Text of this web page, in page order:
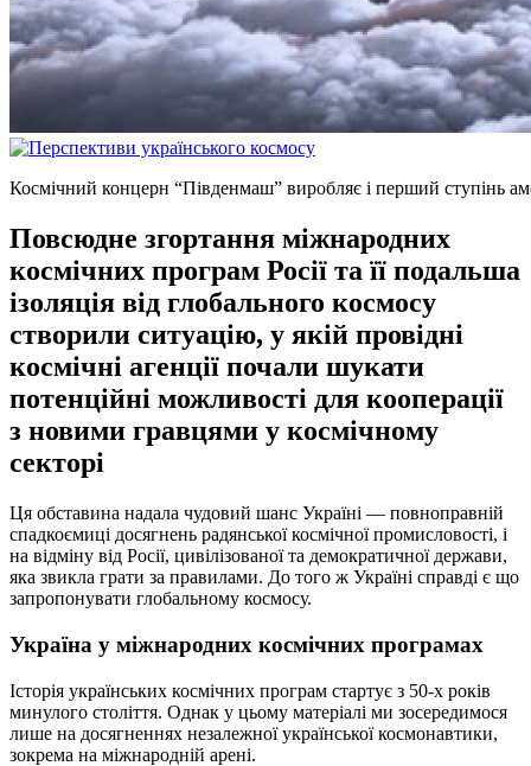
Космічний концерн “Південмаш” виробляє і перший ступінь
Повсюдне згортання міжнародних
космічних програм Росії та її подальша
ізоляція від глобального космосу
створили ситуацію, у якій провідні
космічні агенції почали шукати
потенційні можливості для кооперації
з новими гравцями у космічному
секторі
Ця обставина надала чудовий шанс Україні — повноправній
спадкоємиці досягнень радянської космічної промисловості, і
на відміну від Росії, цивілізованої та демократичної держави,
яка звикла грати за правилами. До того ж Україні справді є що
запропонувати глобальному космосу.
Україна у міжнародних космічних програмах
Історія українських космічних програм стартує з 50-х років
минулого століття. Однак у цьому матеріалі ми зосередимося
лише на досягненнях незалежної української космонавтики,
зокрема на міжнародній арені.